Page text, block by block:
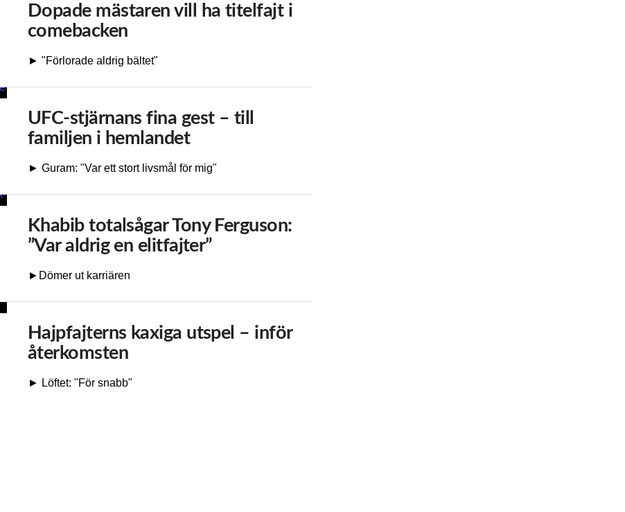
Dopade mästaren vill ha titelfajt i
comebacken
► "Förlorade aldrig bältet"
UFC-stjärnans fina gest – till
familjen i hemlandet
► Guram: "Var ett stort livsmål för mig"
Khabib totalsågar Tony Ferguson:
”Var aldrig en elitfajter”
►Dömer ut karriären
Hajpfajterns kaxiga utspel – inför
återkomsten
► Löftet: "För snabb"